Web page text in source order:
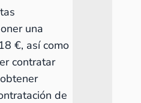
una
€, así como
contratar
de